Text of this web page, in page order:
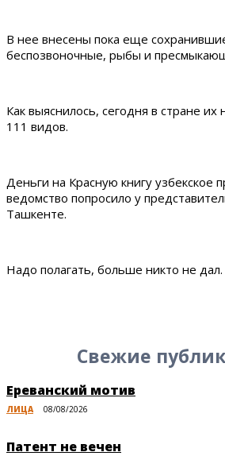
В нее внесены пока еще
беспозвоночные, рыбы и
Как выяснилось, сегодня в стране
111 видов.
Деньги на Красную книгу узбекское
ведомство попросило у
Ташкенте.
Надо полагать, больше никто не дал.
Свежие
Ереванский мотив
ЛИЦА 08/08/2026
Патент не вечен